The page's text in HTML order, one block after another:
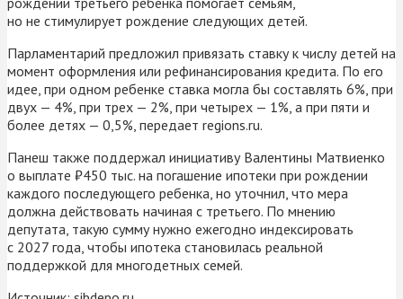
но не стимулирует рождение следующих детей.
Парламентарий предложил привязать ставку к числу детей на
момент оформления или рефинансирования кредита. По его
идее, при одном ребенке ставка могла бы составлять 6%, при
двух — 4%, при трех — 2%, при четырех — 1%, а при пяти и
более детях — 0,5%, передает regions.ru.
Панеш также поддержал инициативу Валентины Матвиенко
о выплате ₽450 тыс. на погашение ипотеки при рождении
каждого последующего ребенка, но уточнил, что мера
должна действовать начиная с третьего. По мнению
депутата, такую сумму нужно ежегодно индексировать
с 2027 года, чтобы ипотека становилась реальной
поддержкой для многодетных семей.